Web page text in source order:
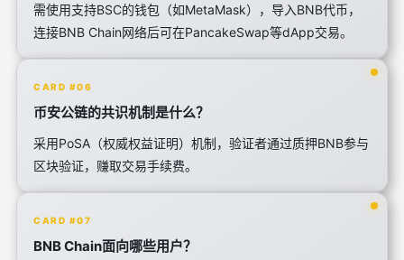
需使用支持BSC的钱包（如MetaMask），导入BNB代币，
连接BNB Chain网络后可在PancakeSwap等dApp交易。
CARD #06
币安公链的共识机制是什么？
采用PoSA（权威权益证明）机制，验证者通过质押BNB参与
区块验证，赚取交易手续费。
CARD #07
BNB Chain面向哪些用户？